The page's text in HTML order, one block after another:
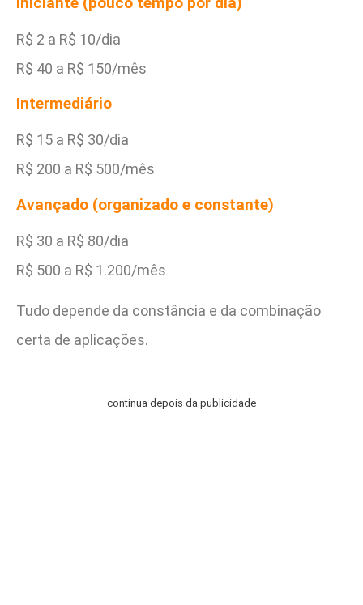
R$ 2 a R$ 10/dia
R$ 40 a R$ 150/mês
Intermediário
R$ 15 a R$ 30/dia
R$ 200 a R$ 500/mês
Avançado (organizado e constante)
R$ 30 a R$ 80/dia
R$ 500 a R$ 1.200/mês
Tudo depende da constância e da combinação
certa de aplicações.
continua depois da publicidade